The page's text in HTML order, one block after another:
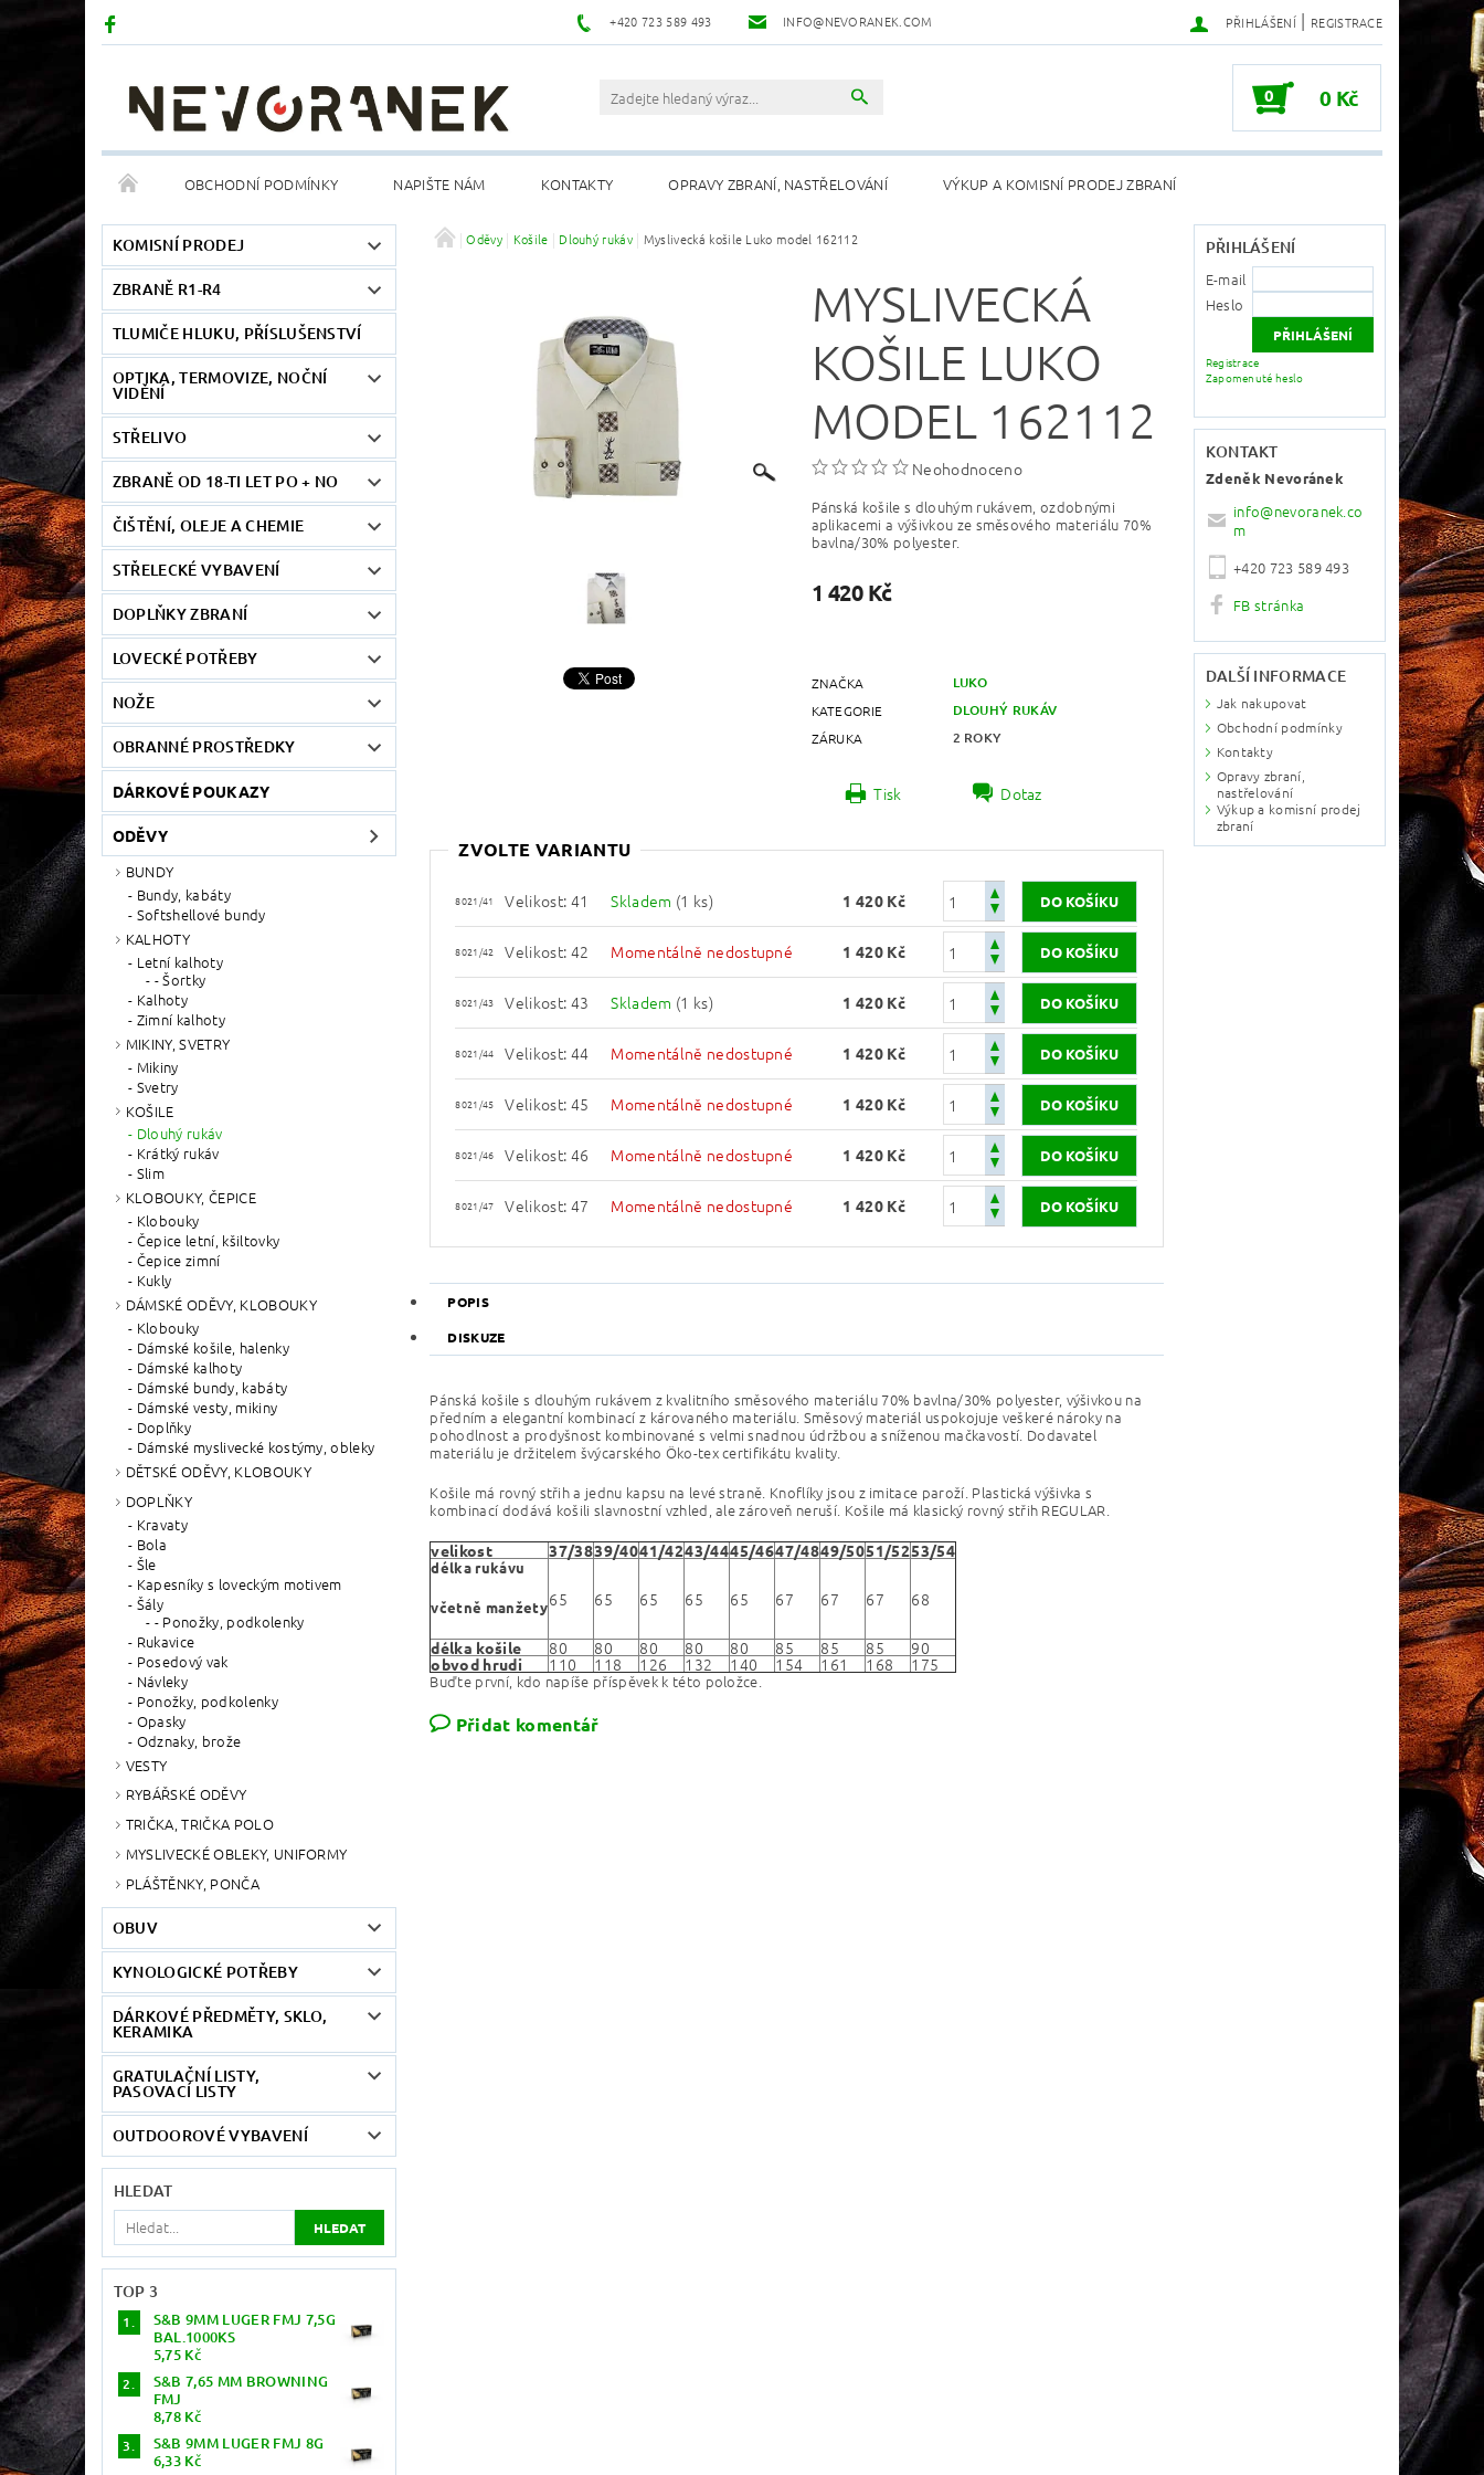
+420 723 589 493 INFO@NEVORANEK.COM PŘIHLÁŠENÍ | REGISTRACE
0 0 Kč
OBCHODNÍ PODMÍNKY NAPIŠTE NÁM KONTAKTY OPRAVY ZBRANÍ, NASTŘELOVÁNÍ VÝKUP A KOMISNÍ PRODEJ ZBRANÍ
KOMISNÍ PRODEJ
ZBRANĚ R1-R4
TLUMIČE HLUKU, PŘÍSLUŠENSTVÍ
OPTIKA, TERMOVIZE, NOČNÍ
VIDĚNÍ
STŘELIVO
ZBRANĚ OD 18-TI LET PO + NO
ČIŠTĚNÍ, OLEJE A CHEMIE
STŘELECKÉ VYBAVENÍ
DOPLŇKY ZBRANÍ
LOVECKÉ POTŘEBY
NOŽE
OBRANNÉ PROSTŘEDKY
DÁRKOVÉ POUKAZY
ODĚVY
BUNDY
Bundy, kabáty
Softshellové bundy
KALHOTY
Letní kalhoty
- Šortky
Kalhoty
Zimní kalhoty
MIKINY, SVETRY
Mikiny
Svetry
KOŠILE
Dlouhý rukáv
Krátký rukáv
Slim
KLOBOUKY, ČEPICE
Klobouky
Čepice letní, kšiltovky
Čepice zimní
Kukly
DÁMSKÉ ODĚVY, KLOBOUKY
Klobouky
Dámské košile, halenky
Dámské kalhoty
Dámské bundy, kabáty
Dámské vesty, mikiny
Doplňky
Dámské myslivecké kostýmy, obleky
DĚTSKÉ ODĚVY, KLOBOUKY
DOPLŇKY
Kravaty
Bola
Šle
Kapesníky s loveckým motivem
Šály
- Ponožky, podkolenky
Rukavice
Posedový vak
Návleky
Ponožky, podkolenky
Opasky
Odznaky, brože
VESTY
RYBÁŘSKÉ ODĚVY
TRIČKA, TRIČKA POLO
MYSLIVECKÉ OBLEKY, UNIFORMY
PLÁŠTĚNKY, PONČA
OBUV
KYNOLOGICKÉ POTŘEBY
DÁRKOVÉ PŘEDMĚTY, SKLO,
KERAMIKA
GRATULAČNÍ LISTY,
PASOVACÍ LISTY
OUTDOOROVÉ VYBAVENÍ
HLEDAT
TOP 3
S&B 9MM LUGER FMJ 7,5G
BAL.1000KS
5,75 Kč
S&B 7,65 MM BROWNING
FMJ
8,78 Kč
S&B 9MM LUGER FMJ 8G
6,33 Kč
Oděvy Košile Dlouhý rukáv Myslivecká košile Luko model 162112
MYSLIVECKÁ
KOŠILE LUKO
MODEL 162112
Neohodnoceno
Pánská košile s dlouhým rukávem, ozdobnými
aplikacemi a výšivkou ze směsového materiálu 70%
bavlna/30% polyester.
1 420 Kč
ZNAČKA LUKO
KATEGORIE DLOUHÝ RUKÁV
ZÁRUKA 2 ROKY
Tisk Dotaz
ZVOLTE VARIANTU
8021/41 Velikost: 41 Skladem (1 ks) 1 420 Kč
8021/42 Velikost: 42 Momentálně nedostupné 1 420 Kč
8021/43 Velikost: 43 Skladem (1 ks) 1 420 Kč
8021/44 Velikost: 44 Momentálně nedostupné 1 420 Kč
8021/45 Velikost: 45 Momentálně nedostupné 1 420 Kč
8021/46 Velikost: 46 Momentálně nedostupné 1 420 Kč
8021/47 Velikost: 47 Momentálně nedostupné 1 420 Kč
POPIS
DISKUZE
Pánská košile s dlouhým rukávem z kvalitního směsového materiálu 70% bavlna/30% polyester, výšivkou na
předním a elegantní kombinací z károvaného materiálu. Směsový materiál uspokojuje veškeré nároky na
pohodlnost a prodyšnost kombinované s velmi snadnou údržbou a sníženou mačkavostí. Dodavatel
materiálu je držitelem švýcarského Öko-tex certifikátu kvality.
Košile má rovný střih a jednu kapsu na levé straně. Knoflíky jsou z imitace paroží. Plastická výšivka s
kombinací dodává košili slavnostní vzhled, ale zároveň neruší. Košile má klasický rovný střih REGULAR.
velikost 37/3839/4041/4243/4445/4647/4849/5051/5253/54
délka rukávu
včetně manžety65 65 65 65 65 67 67 67 68
délka košile 80 80 80 80 80 85 85 85 90
obvod hrudi 110 118 126 132 140 154 161 168 175
Buďte první, kdo napíše příspěvek k této položce.
Přidat komentář
PŘIHLÁŠENÍ
E-mail
Heslo
Registrace
Zapomenuté heslo
KONTAKT
Zdeněk Nevoránek
info@nevoranek.co
m
+420 723 589 493
FB stránka
DALŠÍ INFORMACE
Jak nakupovat
Obchodní podmínky
Kontakty
Opravy zbraní,
nastřelování
Výkup a komisní prodej
zbraní